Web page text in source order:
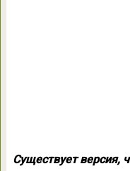
Существует версия,